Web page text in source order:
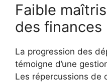
Faible
des finances
La progression des
témoigne d’une
Les répercussions de